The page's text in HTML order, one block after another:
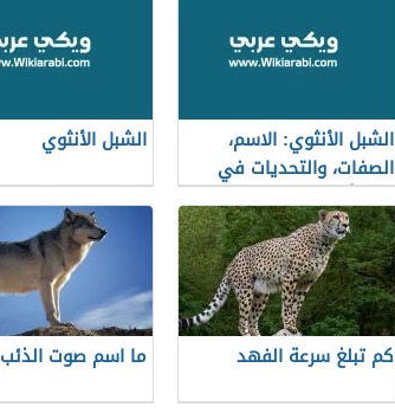
الشبل الأنثوي: الاسم،
الصفات، والتحديات في
حياة أنثى الأسد الصغيرة
الشبل الأنثوي
كم تبلغ سرعة الفهد ما اسم صوت الذئب